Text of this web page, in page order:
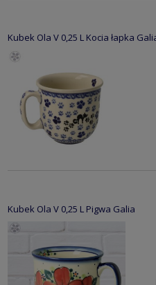
Kubek Ola V 0,25 L Kocia łapka
Kubek Ola V 0,25 L Pigwa Galia